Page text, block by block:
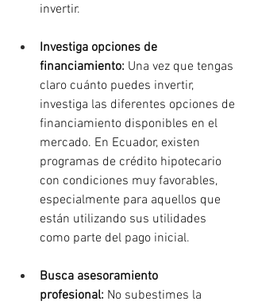
invertir.
Investiga opciones de
financiamiento: Una vez que tengas
claro cuánto puedes invertir,
investiga las diferentes opciones de
financiamiento disponibles en el
mercado. En Ecuador, existen
programas de crédito hipotecario
con condiciones muy favorables,
especialmente para aquellos que
están utilizando sus utilidades
como parte del pago inicial.
Busca asesoramiento
profesional: No subestimes la